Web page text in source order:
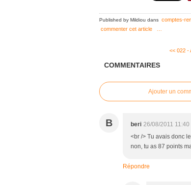
Published by Mildiou dans comptes-
commenter cet article
<< 022 -
COMMENTAIRES
Ajouter un
B beri 26/08/2011 11:40
<br /> Tu avais donc
non, tu as 87 points
Répondre